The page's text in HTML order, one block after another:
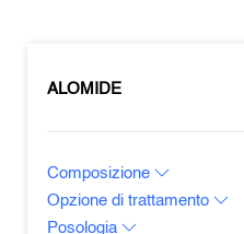
ALOMIDE
Composizione
Opzione di trattamento
Posologia